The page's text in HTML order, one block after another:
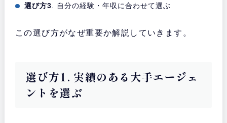
選び方3 . 自分の経験・年収に合わせて選ぶ
この選び方がなぜ重要か解説していきます。
選び方1. 実績のある大手エージェ
ントを選ぶ